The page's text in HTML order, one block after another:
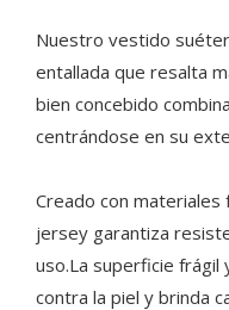
Nuestro vestido
entallada que resalta
bien concebido
centrándose en su
Creado con
jersey garantiza
uso.La superficie
contra la piel y brinda